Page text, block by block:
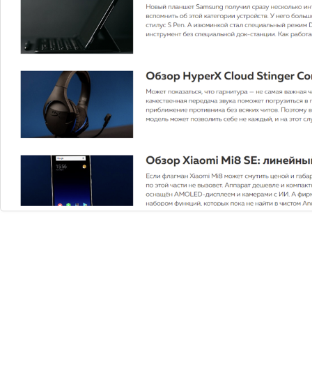
Большой выбор услуг и
товаров в каталоге нашего
сайта. Всегда отличное
качество по низкой цене!
Готовые сайты
Техническая поддержка
Быстрый ответ в течении часа.